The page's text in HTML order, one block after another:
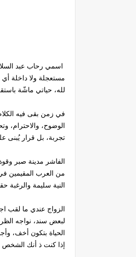
مستعجلة ولا داخلة
لله، حياتي ماشّة
في زمن بقى فيه
الوضوح، والاحترام،
تجربة، بل قرار يُبنى
الفاشر مدينة صبر
من العرب المقيمين
النية سليمة والرغبة
الزواج عندي ما لقب
لبعض سند، نواجه
الحياة بتكون أخف،
إذا كنت ذ أنك الشخص